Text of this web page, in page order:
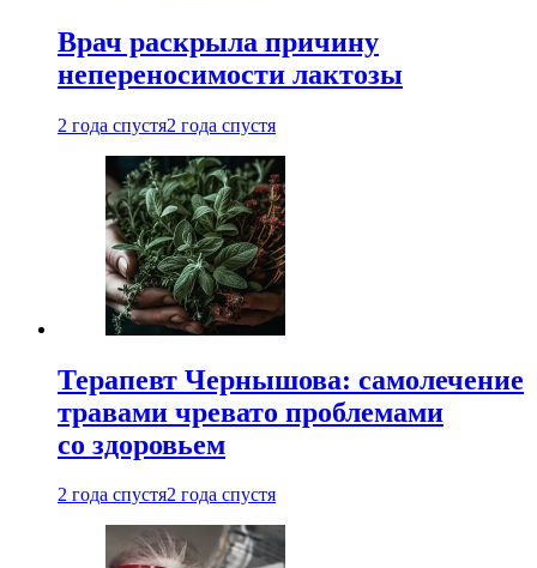
Врач раскрыла причину
непереносимости лактозы
2 года спустя2 года спустя
Терапевт Чернышова: самолечение
травами чревато проблемами
со здоровьем
2 года спустя2 года спустя